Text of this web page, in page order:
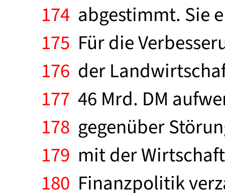
174 abgestimmt. Sie
175 Für die
176 der
177 46 Mrd. DM
178 gegenüber
179 mit der
180 Finanzpolitik